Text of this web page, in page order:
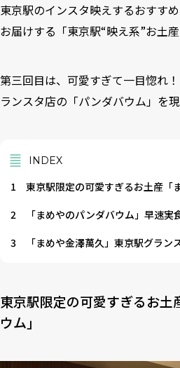
東京駅のインスタ映えするおすす
お届けする「東京駅“映え系”お土
第三回目は、可愛すぎて一目惚れ
ランスタ店の「パンダバウム」を現
INDEX
1
東京駅限定の可愛すぎるお土産「
2
「まめやのパンダバウム」早速実
3
「まめや金澤萬久」東京駅グラ
東京駅限定の可愛すぎるお
ウム」